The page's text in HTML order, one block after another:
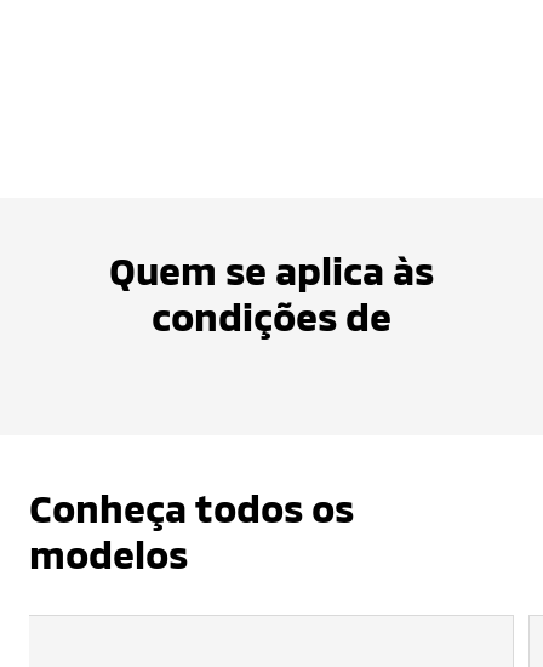
Quem se aplica às
condições de
Conheça todos os
modelos